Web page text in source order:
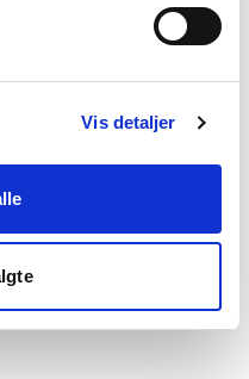
Vis detaljer